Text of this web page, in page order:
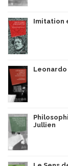
Imitation
Leonardo
Jullien